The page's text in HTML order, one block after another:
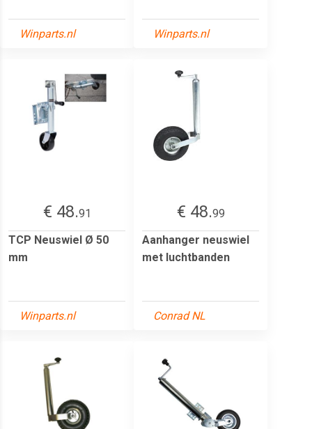
Winparts.nl Winparts.nl
€ 48.91
TCP Neuswiel Ø 50
mm
Winparts.nl
€ 48.99
Aanhanger neuswiel
met luchtbanden
Conrad NL